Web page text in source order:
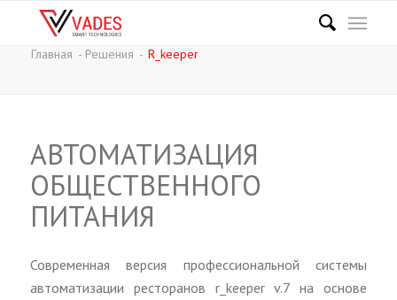
Главная - Решения - R_keeper
АВТОМАТИЗАЦИЯ
ОБЩЕСТВЕННОГО
ПИТАНИЯ
Современная версия профессиональной системы
автоматизации ресторанов r_keeper v.7 на основе